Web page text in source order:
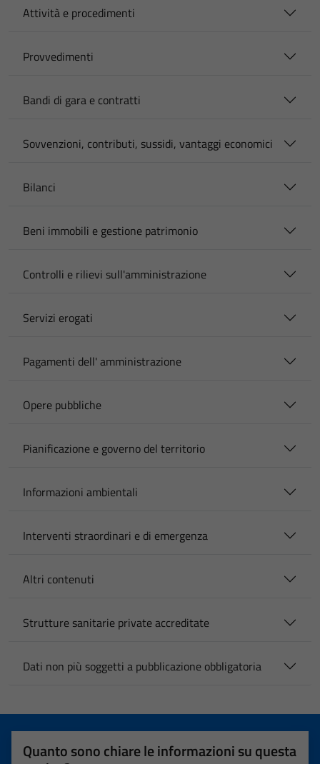
Attività e procedimenti
Provvedimenti
Bandi di gara e contratti
Sovvenzioni, contributi, sussidi, vantaggi economici
Bilanci
Beni immobili e gestione patrimonio
Controlli e rilievi sull'amministrazione
Servizi erogati
Pagamenti dell' amministrazione
Opere pubbliche
Pianificazione e governo del territorio
Informazioni ambientali
Interventi straordinari e di emergenza
Altri contenuti
Strutture sanitarie private accreditate
Dati non più soggetti a pubblicazione obbligatoria
Quanto sono chiare le informazioni su questa